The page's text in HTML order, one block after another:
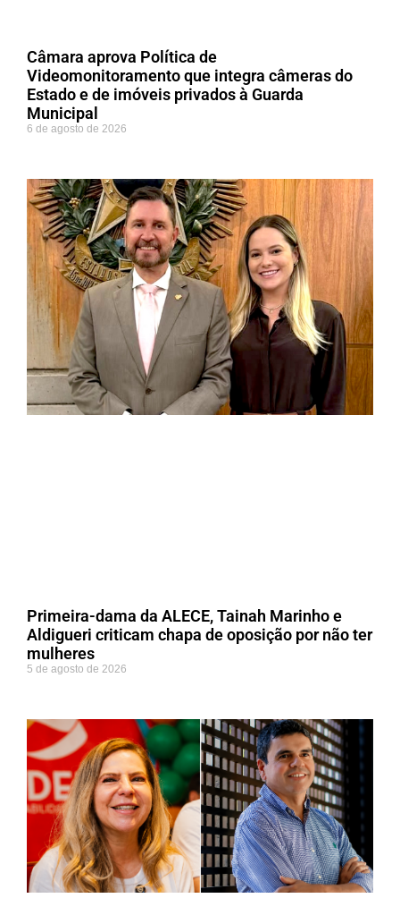
Câmara aprova Política de
Videomonitoramento que integra câmeras do
Estado e de imóveis privados à Guarda
Municipal
6 de agosto de 2026
Primeira-dama da ALECE, Tainah Marinho e
Aldigueri criticam chapa de oposição por não ter
mulheres
5 de agosto de 2026